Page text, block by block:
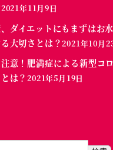
2021年11月9日
、ダイエットにもまずはお
大切さとは？2021年10月
意！肥満症による新型コ
は？2021年5月19日